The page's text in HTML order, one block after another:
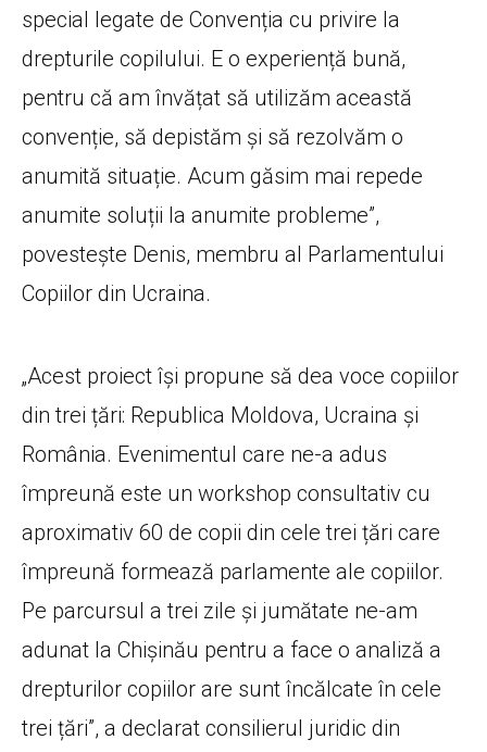
special legate de Convenția cu privire la
drepturile copilului. E o experiență bună,
pentru că am învățat să utilizăm această
convenție, să depistăm și să rezolvăm o
anumită situație. Acum găsim mai repede
anumite soluții la anumite probleme”,
povestește Denis, membru al Parlamentului
Copiilor din Ucraina.
„Acest proiect își propune să dea voce copiilor
din trei țări: Republica Moldova, Ucraina și
România. Evenimentul care ne-a adus
împreună este un workshop consultativ cu
aproximativ 60 de copii din cele trei țări care
împreună formează parlamente ale copiilor.
Pe parcursul a trei zile și jumătate ne-am
adunat la Chișinău pentru a face o analiză a
drepturilor copiilor are sunt încălcate în cele
trei țări”, a declarat consilierul juridic din